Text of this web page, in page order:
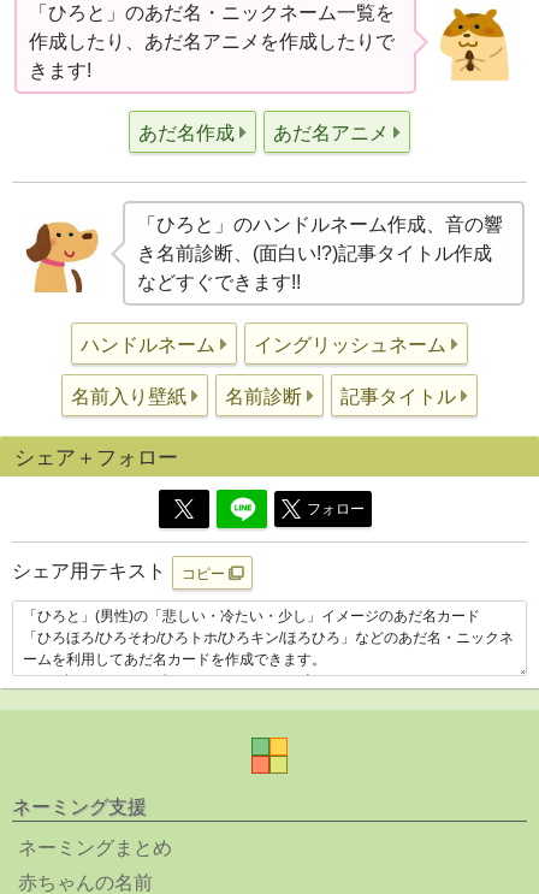
「ひろと」のあだ名・ニックネーム一覧を
作成したり、あだ名アニメを作成したりで
きます!
あだ名作成 あだ名アニメ
「ひろと」のハンドルネーム作成、音の響
き名前診断、(面白い!?)記事タイトル作成
などすぐできます!!
ハンドルネーム イングリッシュネーム
名前入り壁紙 名前診断 記事タイトル
シェア＋フォロー
フォロー
シェア用テキスト コピー
ネーミング支援
ネーミングまとめ
赤ちゃんの名前